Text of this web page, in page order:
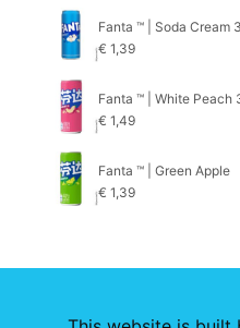
Fanta ™ | Soda Cream
€ 1,39
Fanta ™ | White Peach
€ 1,49
Fanta ™ | Green Apple
€ 1,39